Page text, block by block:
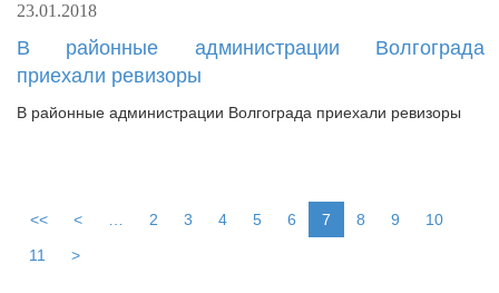
23.01.2018
В районные администрации Волгограда
приехали ревизоры
В районные администрации Волгограда приехали ревизоры
<< < 2 3 4 5 6 7 8 9
10
11
>